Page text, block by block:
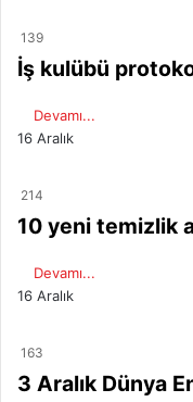
139
İş kulübü
Devamı...
16 Aralık
214
10 yeni temizlik
Devamı...
16 Aralık
163
3 Aralık Dünya